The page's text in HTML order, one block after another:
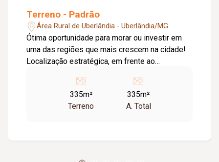
Terreno - Padrão
Área Rural de Uberlândia - Uberlândia/MG
Ótima oportunidade para morar ou investir em
uma das regiões que mais crescem na cidade!
Localização estratégica, em frente ao
em área de grande expansão e valorização
Frente: 10,30 m. Fundo: 32,56 m. Zoneamento
335m²
Terreno
335m²
A. Total